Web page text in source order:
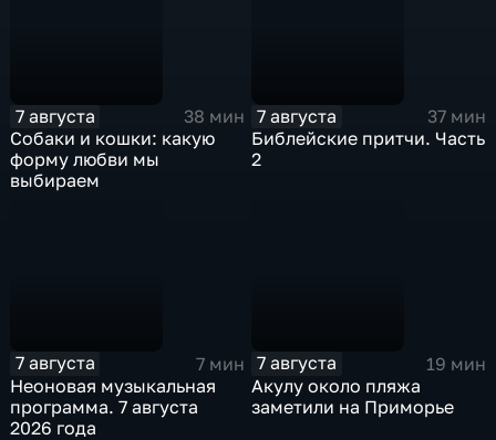
7 августа
38 мин
Собаки и кошки: какую
форму любви мы
выбираем
7 августа
37 мин
Библейские притчи. Часть
2
7 августа
7 мин
Неоновая музыкальная
программа. 7 августа
2026 года
7 августа
19 мин
Акулу около пляжа
заметили на Приморье